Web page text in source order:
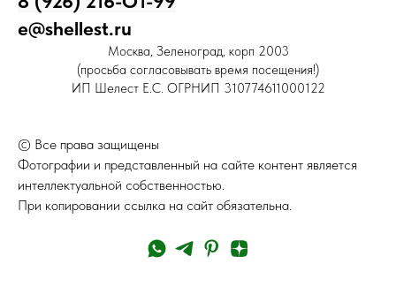
e@shellest.ru
Москва, Зеленоград, корп 2003
(просьба согласовывать время посещения!)
ИП Шелест Е.С. ОГРНИП 310774611000122
© Все права защищены
Фотографии и представленный на сайте контент является
интеллектуальной собственностью.
При копировании ссылка на сайт обязательна.